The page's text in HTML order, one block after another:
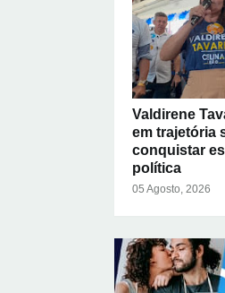
Valdirene
em trajetória
conquistar
política
05 Agosto, 2026